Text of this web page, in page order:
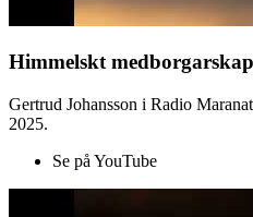
Himmelskt
Gertrud Johansson i Radio
2025.
Se på YouTube